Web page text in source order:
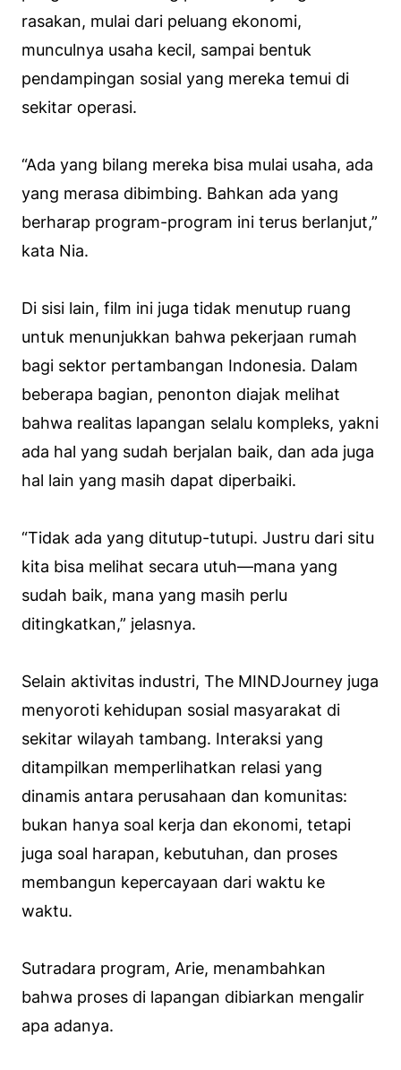
rasakan, mulai dari peluang ekonomi,
munculnya usaha kecil, sampai bentuk
pendampingan sosial yang mereka temui di
sekitar operasi.
“Ada yang bilang mereka bisa mulai usaha, ada
yang merasa dibimbing. Bahkan ada yang
berharap program-program ini terus berlanjut,”
kata Nia.
Di sisi lain, film ini juga tidak menutup ruang
untuk menunjukkan bahwa pekerjaan rumah
bagi sektor pertambangan Indonesia. Dalam
beberapa bagian, penonton diajak melihat
bahwa realitas lapangan selalu kompleks, yakni
ada hal yang sudah berjalan baik, dan ada juga
hal lain yang masih dapat diperbaiki.
“Tidak ada yang ditutup-tutupi. Justru dari situ
kita bisa melihat secara utuh—mana yang
sudah baik, mana yang masih perlu
ditingkatkan,” jelasnya.
Selain aktivitas industri, The MINDJourney juga
menyoroti kehidupan sosial masyarakat di
sekitar wilayah tambang. Interaksi yang
ditampilkan memperlihatkan relasi yang
dinamis antara perusahaan dan komunitas:
bukan hanya soal kerja dan ekonomi, tetapi
juga soal harapan, kebutuhan, dan proses
membangun kepercayaan dari waktu ke
waktu.
Sutradara program, Arie, menambahkan
bahwa proses di lapangan dibiarkan mengalir
apa adanya.